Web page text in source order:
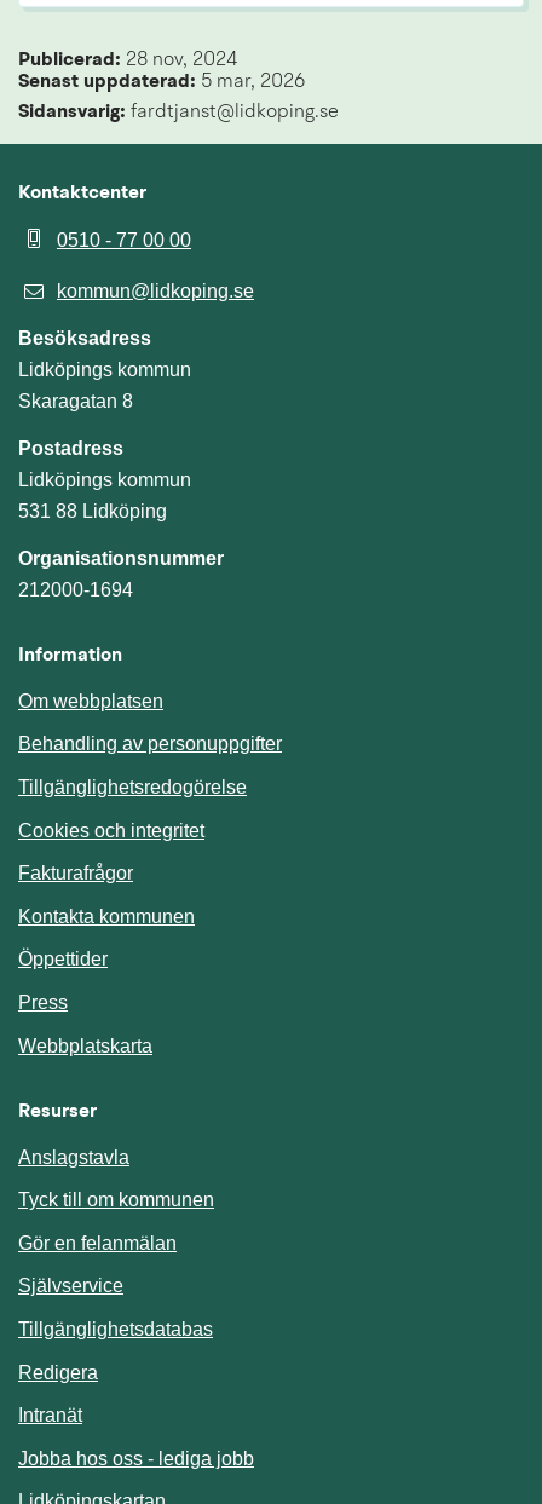
Publicerad: 28 nov, 2024
Senast uppdaterad: 5 mar, 2026
Sidansvarig: fardtjanst@lidkoping.se
Kontaktcenter
0510 - 77 00 00
kommun@lidkoping.se
Besöksadress
Lidköpings kommun
Skaragatan 8
Postadress
Lidköpings kommun
531 88 Lidköping
Organisationsnummer
212000-1694
Information
Om webbplatsen
Behandling av personuppgifter
Tillgänglighetsredogörelse
Cookies och integritet
Fakturafrågor
Kontakta kommunen
Öppettider
Press
Webbplatskarta
Resurser
Anslagstavla
Tyck till om kommunen
Gör en felanmälan
SjälvserviceLänk till annan webbplats.
TillgänglighetsdatabasLänk till annan webbplats.
Redigera
IntranätLänk till annan webbplats.
Jobba hos oss - lediga jobb